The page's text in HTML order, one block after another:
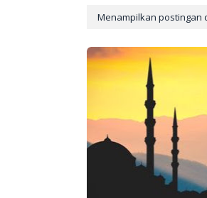
Menampilkan postingan